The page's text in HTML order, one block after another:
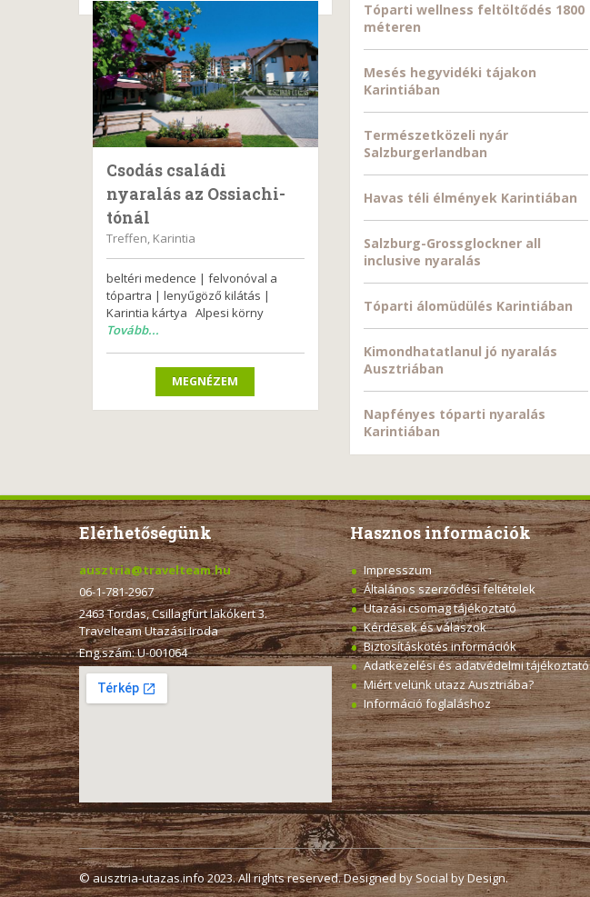
Csodás családi
nyaralás az Ossiachi-
tónál
Treffen, Karintia
beltéri medence | felvonóval a
tópartra | lenyűgöző kilátás |
Karintia kártya Alpesi körny
Tovább...
MEGNÉZEM
Tóparti wellness feltöltődés 1800
méteren
Mesés hegyvidéki tájakon
Karintiában
Természetközeli nyár
Salzburgerlandban
Havas téli élmények Karintiában
Salzburg-Grossglockner all
inclusive nyaralás
Tóparti álomüdülés Karintiában
Kimondhatatlanul jó nyaralás
Ausztriában
Napfényes tóparti nyaralás
Karintiában
Elérhetőségünk
ausztria@travelteam.hu
06-1-781-2967
2463 Tordas, Csillagfürt lakókert 3.
Travelteam Utazási Iroda
Eng.szám: U-001064
Hasznos információk
Impresszum
Általános szerződési feltételek
Utazási csomag tájékoztató
Kérdések és válaszok
Biztosításkötés információk
Adatkezelési és adatvédelmi tájékoztató
Miért velünk utazz Ausztriába?
Információ foglaláshoz
© ausztria-utazas.info 2023. All rights reserved. Designed by Social by Design.